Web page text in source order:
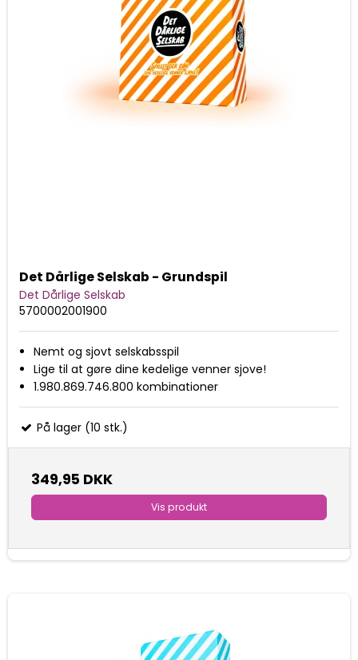
Det Dårlige Selskab - Grundspil
Det Dårlige Selskab
5700002001900
Nemt og sjovt selskabsspil
Lige til at gøre dine kedelige venner sjove!
1.980.869.746.800 kombinationer
På lager (10 stk.)
349,95 DKK
Vis produkt